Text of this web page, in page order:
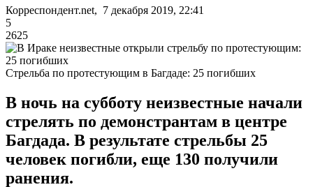
Корреспондент.net, 7 декабря 2019, 22:41
5
2625
Стрельба по протестующим в Багдаде: 25 погибших
В ночь на субботу неизвестные начали
стрелять по демонстрантам в центре
Багдада. В результате стрельбы 25
человек погибли, еще 130 получили
ранения.